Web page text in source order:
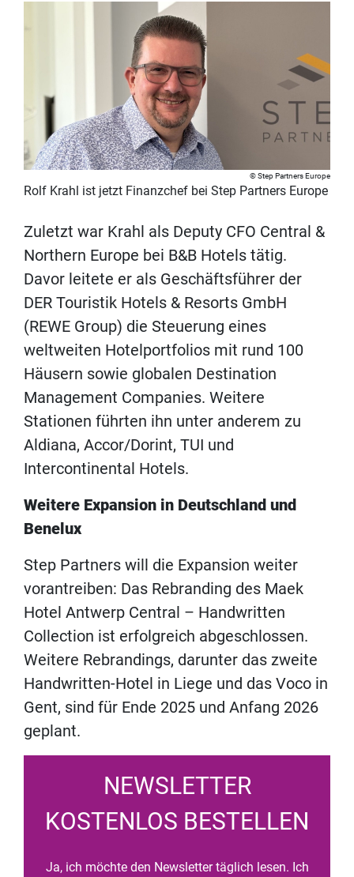
Step Partners Europe
Rolf Krahl ist jetzt Finanzchef bei Step Partners Europe
Zuletzt war Krahl als Deputy CFO Central &
Northern Europe bei B&B Hotels tätig.
Davor leitete er als Geschäftsführer der
DER Touristik Hotels & Resorts GmbH
(REWE Group) die Steuerung eines
weltweiten Hotelportfolios mit rund 100
Häusern sowie globalen Destination
Management Companies. Weitere
Stationen führten ihn unter anderem zu
Aldiana, Accor/Dorint, TUI und
Intercontinental Hotels.
Weitere Expansion in Deutschland und
Benelux
Step Partners will die Expansion weiter
vorantreiben: Das Rebranding des Maek
Hotel Antwerp Central – Handwritten
Collection ist erfolgreich abgeschlossen.
Weitere Rebrandings, darunter das zweite
Handwritten-Hotel in Liege und das Voco in
Gent, sind für Ende 2025 und Anfang 2026
geplant.
NEWSLETTER
KOSTENLOS BESTELLEN
Ja, ich möchte den Newsletter täglich lesen. Ich